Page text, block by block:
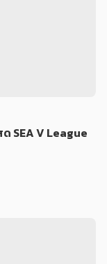
SEA V League